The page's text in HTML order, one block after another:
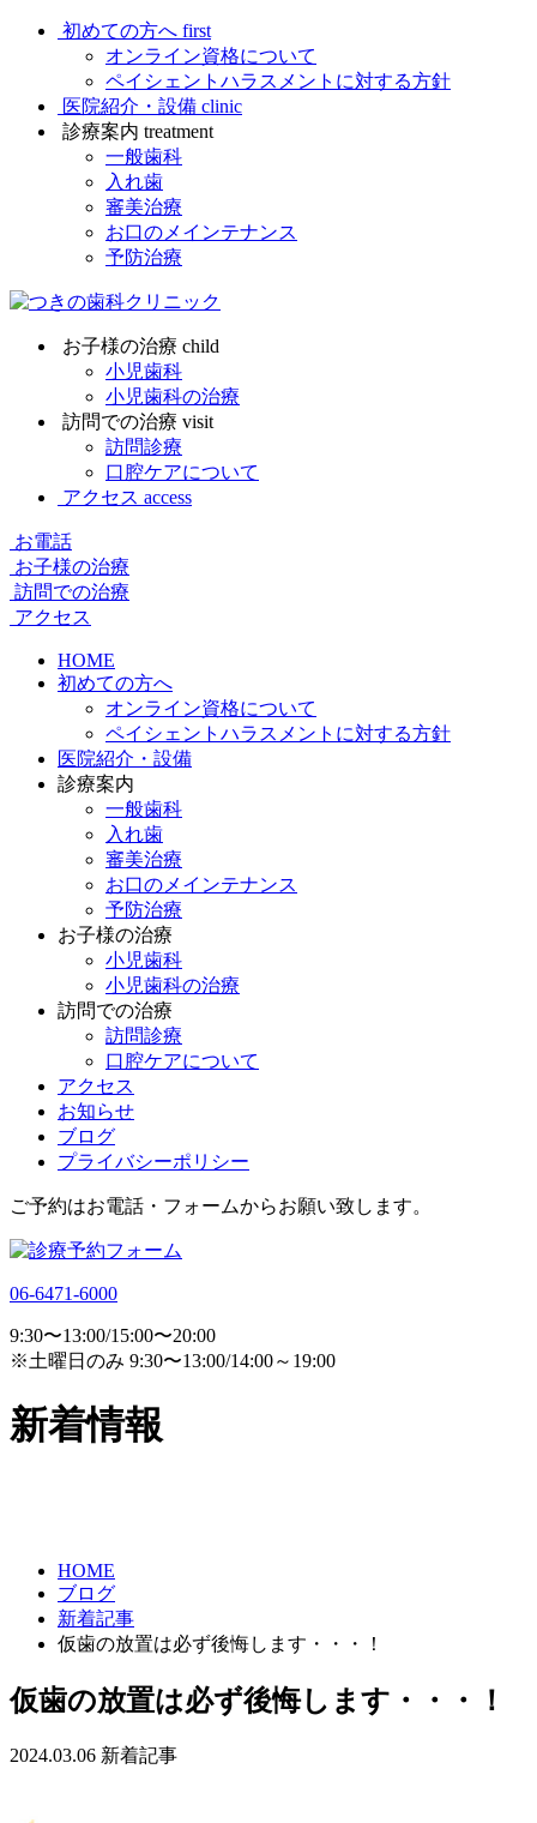
初めての方へ first
オンライン資格について
ペイシェントハラスメントに対する方針
医院紹介・設備 clinic
診療案内 treatment
一般歯科
入れ歯
審美治療
お口のメインテナンス
予防治療
お子様の治療 child
小児歯科
小児歯科の治療
訪問での治療 visit
訪問診療
口腔ケアについて
アクセス access
お電話
お子様の治療
訪問での治療
アクセス
HOME
初めての方へ
オンライン資格について
ペイシェントハラスメントに対する方針
医院紹介・設備
診療案内
一般歯科
入れ歯
審美治療
お口のメインテナンス
予防治療
お子様の治療
小児歯科
小児歯科の治療
訪問での治療
訪問診療
口腔ケアについて
アクセス
お知らせ
ブログ
プライバシーポリシー
ご予約はお電話・フォームからお願い致します。
06-6471-6000
9:30〜13:00/15:00〜20:00
※土曜日のみ 9:30〜13:00/14:00～19:00
新着情報
HOME
ブログ
新着記事
仮歯の放置は必ず後悔します・・・！
仮歯の放置は必ず後悔します・・・！
2024.03.06 新着記事